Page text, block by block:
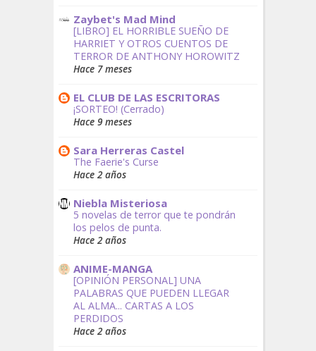
Zaybet's Mad Mind
[LIBRO] EL HORRIBLE SUEÑO DE
HARRIET Y OTROS CUENTOS DE
TERROR DE ANTHONY HOROWITZ
Hace 7 meses
EL CLUB DE LAS ESCRITORAS
¡SORTEO! (Cerrado)
Hace 9 meses
Sara Herreras Castel
The Faerie's Curse
Hace 2 años
Niebla Misteriosa
5 novelas de terror que te pondrán
los pelos de punta.
Hace 2 años
ANIME-MANGA
[OPINIÓN PERSONAL] UNA
PALABRAS QUE PUEDEN LLEGAR
AL ALMA... CARTAS A LOS
PERDIDOS
Hace 2 años